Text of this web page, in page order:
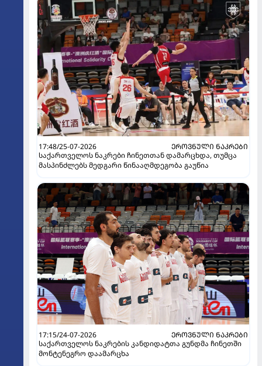
17:48/25-07-2026
ᲔᲠᲝᲕᲜᲣᲚᲘ ᲜᲐᲙᲠᲔᲑᲘ
საქართველოს ნაკრები ჩინეთთან დამარცხდა, თუმცა
მასპინძლებს მედგარი წინააღმდეგობა გაუწია
17:15/24-07-2026
ᲔᲠᲝᲕᲜᲣᲚᲘ ᲜᲐᲙᲠᲔᲑᲘ
საქართველოს ნაკრების კანდიდატთა გუნდმა ჩინეთში
მონტენეგრო დაამარცხა